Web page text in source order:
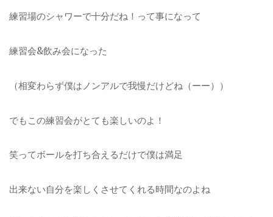
練習場のシャワーで十分だね！って事になって
練習会&飲み会になった
（相変わらず僕はノンアルで我慢だけどね（ーー））
でもこの練習会がとても楽しいのよ！
笑ってボールを打ち合えるだけで僕は満足
出来ない自分を楽しくさせてくれる時間なのよね